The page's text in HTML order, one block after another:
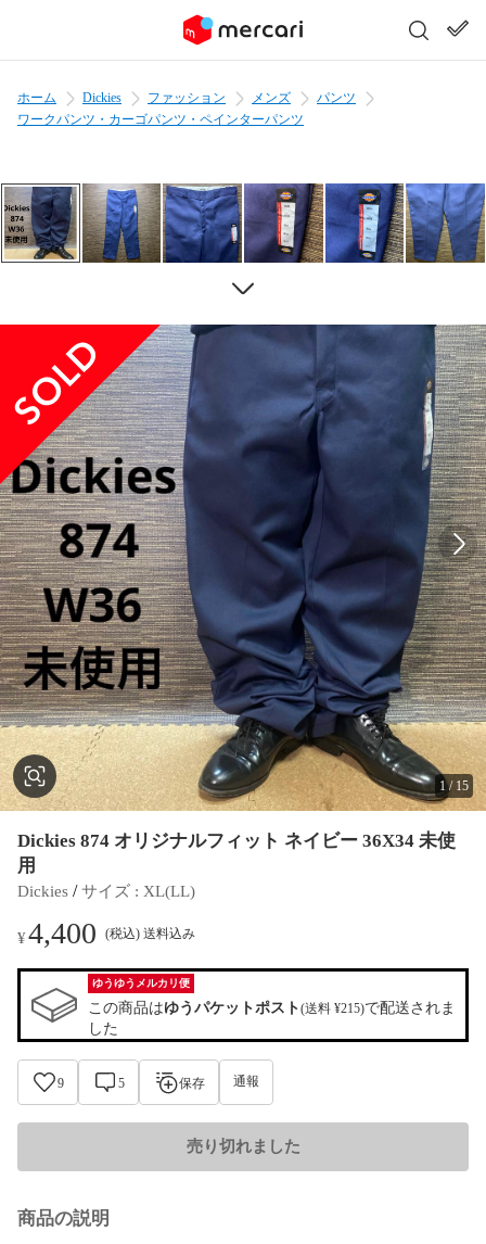
ホーム Dickies ファッション メンズ
パンツ
ワークパンツ・カーゴパンツ・ペインターパンツ
1/ 15
Dickies 874 オリジナルフィット ネイビー 36X34 未使
用
Dickies / サイズ : XL(LL)
¥4,400 (税込) 送料込み
ゆうゆうメルカリ便
この商品はゆうパケットポスト(送料 ¥215)で配送されま
した
9 5 保存 通報
売り切れました
商品の説明